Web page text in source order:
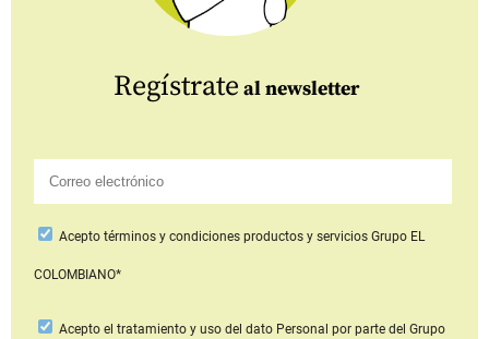
Regístrate al newsletter
Aceptotérminos y condiciones productos y serviciosGrupo EL
COLOMBIANO*
Acepto el tratamiento y uso del dato Personal por parte del Grupo